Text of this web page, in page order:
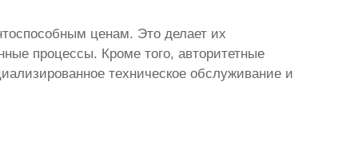
ценам. Это делает их
процессы. Кроме того, авторитетные
техническое обслуживание и